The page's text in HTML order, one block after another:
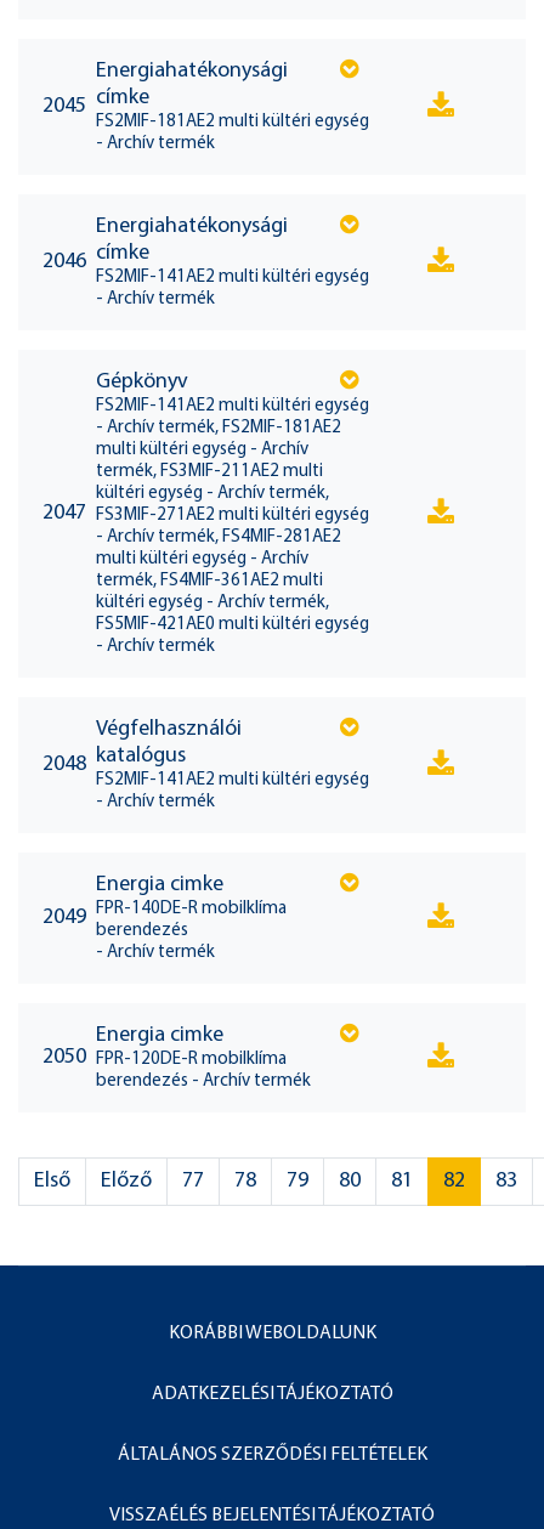
2045
Energiahatékonysági
címke
FS2MIF-181AE2 multi kültéri egység
- Archív termék
2046
Energiahatékonysági
címke
FS2MIF-141AE2 multi kültéri egység
- Archív termék
2047
Gépkönyv
FS2MIF-141AE2 multi kültéri egység
- Archív termék, FS2MIF-181AE2
multi kültéri egység - Archív
termék, FS3MIF-211AE2 multi
kültéri egység - Archív termék,
FS3MIF-271AE2 multi kültéri egység
- Archív termék, FS4MIF-281AE2
multi kültéri egység - Archív
termék, FS4MIF-361AE2 multi
kültéri egység - Archív termék,
FS5MIF-421AE0 multi kültéri egység
- Archív termék
2048
Végfelhasználói
katalógus
FS2MIF-141AE2 multi kültéri egység
- Archív termék
2049
Energia cimke
FPR-140DE-R mobilklíma
berendezés
- Archív termék
2050
Energia cimke
FPR-120DE-R mobilklíma
berendezés - Archív termék
Első Előző 77 78 79 80 81 82 83
KORÁBBI WEBOLDALUNK
ADATKEZELÉSI TÁJÉKOZTATÓ
ÁLTALÁNOS SZERZŐDÉSI FELTÉTELEK
VISSZAÉLÉS BEJELENTÉSI TÁJÉKOZTATÓ